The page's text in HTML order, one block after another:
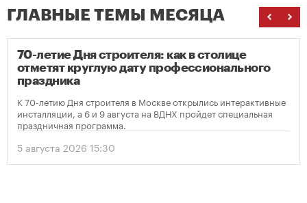
ГЛАВНЫЕ ТЕМЫ МЕСЯЦА
70-летие Дня строителя: как в столице
отметят круглую дату профессионального
праздника
К 70-летию Дня строителя в Москве открылись интерактивные
инсталляции, а 6 и 9 августа на ВДНХ пройдет специальная
праздничная программа.
5 августа 2026 15:30